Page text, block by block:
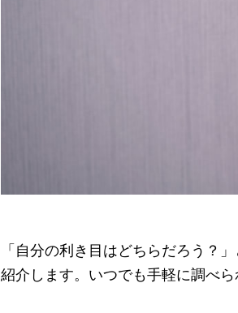
「自分の利き目はどちらだろう？
紹介します。いつでも手軽に調べ